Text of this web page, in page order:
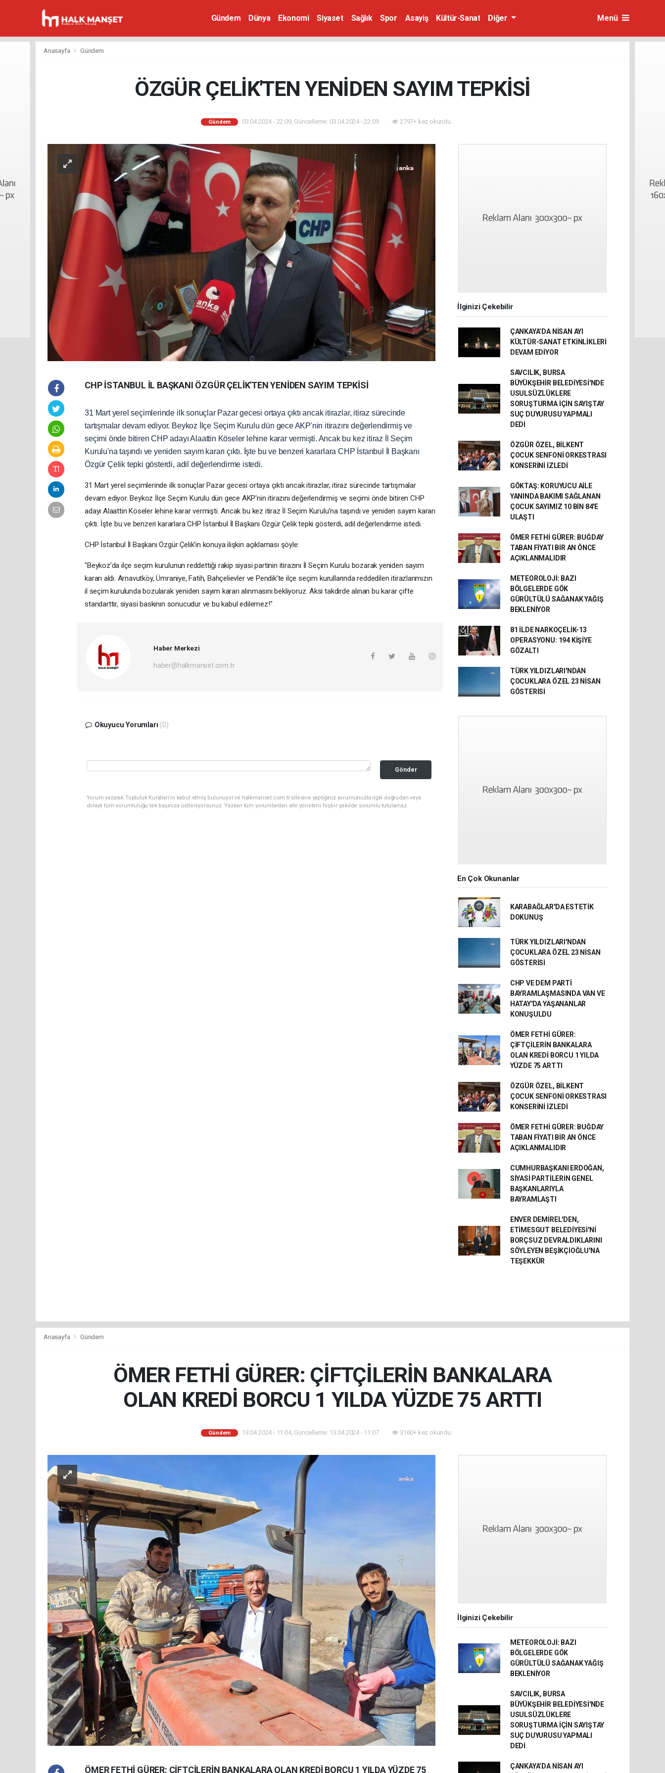
Gündem Dünya Ekonomi Siyaset Sağlık Spor Asayiş Kültür-Sanat Diğer Menü
Anasayfa Gündem
ÖZGÜR ÇELİK'TEN YENİDEN SAYIM TEPKİSİ
Gündem 03.04.2024 - 22:09, Güncelleme: 03.04.2024 - 22:09 2797+ kez okundu.
CHP İSTANBUL İL BAŞKANI ÖZGÜR ÇELİK'TEN YENİDEN SAYIM TEPKİSİ
31 Mart yerel seçimlerinde ilk sonuçlar Pazar gecesi ortaya çıktı ancak itirazlar, itiraz sürecinde
tartışmalar devam ediyor. Beykoz İlçe Seçim Kurulu dün gece AKP'nin itirazını değerlendirmiş ve
seçimi önde bitiren CHP adayı Alaattin Köseler lehine karar vermişti. Ancak bu kez itiraz İl Seçim
Kurulu'na taşındı ve yeniden sayım kararı çıktı. İşte bu ve benzeri kararlara CHP İstanbul İl Başkanı
Özgür Çelik tepki gösterdi, adil değerlendirme istedi.
31 Mart yerel seçimlerinde ilk sonuçlar Pazar gecesi ortaya çıktı ancak itirazlar, itiraz sürecinde tartışmalar
devam ediyor. Beykoz İlçe Seçim Kurulu dün gece AKP'nin itirazını değerlendirmiş ve seçimi önde bitiren CHP
adayı Alaattin Köseler lehine karar vermişti. Ancak bu kez itiraz İl Seçim Kurulu'na taşındı ve yeniden sayım kararı
çıktı. İşte bu ve benzeri kararlara CHP İstanbul İl Başkanı Özgür Çelik tepki gösterdi, adil değerlendirme istedi.
CHP İstanbul İl Başkanı Özgür Çelik'in konuya ilişkin açıklaması şöyle:
"Beykoz’da ilçe seçim kurulunun reddettiği rakip siyasi partinin itirazını İl Seçim Kurulu bozarak yeniden sayım
kararı aldı. Arnavutköy, Ümraniye, Fatih, Bahçelievler ve Pendik’te ilçe seçim kurullarında reddedilen itirazlarımızın
il seçim kurulunda bozularak yeniden sayım kararı alınmasını bekliyoruz. Aksi takdirde alınan bu karar çifte
standarttır, siyasi baskının sonucudur ve bu kabul edilemez!"
Haber Merkezi
haber@halkmanset.com.tr
Okuyucu Yorumları (0)
Gönder
Yorum yazarak Topluluk Kuralları’nı kabul etmiş bulunuyor ve halkmanset.com.tr sitesine yaptığınız yorumunuzla ilgili doğrudan veya
dolaylı tüm sorumluluğu tek başınıza üstleniyorsunuz. Yazılan tüm yorumlardan site yönetimi hiçbir şekilde sorumlu tutulamaz.
İlginizi Çekebilir
ÇANKAYA’DA NİSAN AYI
KÜLTÜR-SANAT ETKİNLİKLERİ
DEVAM EDİYOR
SAVCILIK, BURSA
BÜYÜKŞEHİR BELEDİYESİ'NDE
USULSÜZLÜKLERE
SORUŞTURMA İÇİN SAYIŞTAY
SUÇ DUYURUSU YAPMALI
DEDİ
ÖZGÜR ÖZEL, BİLKENT
ÇOCUK SENFONİ ORKESTRASI
KONSERİNİ İZLEDİ
GÖKTAŞ: KORUYUCU AİLE
YANINDA BAKIMI SAĞLANAN
ÇOCUK SAYIMIZ 10 BİN 84'E
ULAŞTI
ÖMER FETHİ GÜRER: BUĞDAY
TABAN FİYATI BİR AN ÖNCE
AÇIKLANMALIDIR
METEOROLOJİ: BAZI
BÖLGELERDE GÖK
GÜRÜLTÜLÜ SAĞANAK YAĞIŞ
BEKLENİYOR
81 İLDE NARKOÇELİK-13
OPERASYONU: 194 KİŞİYE
GÖZALTI
TÜRK YILDIZLARI'NDAN
ÇOCUKLARA ÖZEL 23 NİSAN
GÖSTERİSİ
En Çok Okunanlar
KARABAĞLAR'DA ESTETİK
DOKUNUŞ
TÜRK YILDIZLARI'NDAN
ÇOCUKLARA ÖZEL 23 NİSAN
GÖSTERİSİ
CHP VE DEM PARTİ
BAYRAMLAŞMASINDA VAN VE
HATAY'DA YAŞANANLAR
KONUŞULDU
ÖMER FETHİ GÜRER:
ÇİFTÇİLERİN BANKALARA
OLAN KREDİ BORCU 1 YILDA
YÜZDE 75 ARTTI
ÖZGÜR ÖZEL, BİLKENT
ÇOCUK SENFONİ ORKESTRASI
KONSERİNİ İZLEDİ
ÖMER FETHİ GÜRER: BUĞDAY
TABAN FİYATI BİR AN ÖNCE
AÇIKLANMALIDIR
CUMHURBAŞKANI ERDOĞAN,
SİYASİ PARTİLERİN GENEL
BAŞKANLARIYLA
BAYRAMLAŞTI
ENVER DEMİREL'DEN,
ETİMESGUT BELEDİYESİ'Nİ
BORÇSUZ DEVRALDIKLARINI
SÖYLEYEN BEŞİKÇİOĞLU'NA
TEŞEKKÜR
Anasayfa Gündem
ÖMER FETHİ GÜRER: ÇİFTÇİLERİN BANKALARA
OLAN KREDİ BORCU 1 YILDA YÜZDE 75 ARTTI
Gündem 13.04.2024 - 11:04, Güncelleme: 13.04.2024 - 11:07 3160+ kez okundu.
ÖMER FETHİ GÜRER: ÇİFTÇİLERİN BANKALARA OLAN KREDİ BORCU 1 YILDA YÜZDE 75
İlginizi Çekebilir
METEOROLOJİ: BAZI
BÖLGELERDE GÖK
GÜRÜLTÜLÜ SAĞANAK YAĞIŞ
BEKLENİYOR
SAVCILIK, BURSA
BÜYÜKŞEHİR BELEDİYESİ'NDE
USULSÜZLÜKLERE
SORUŞTURMA İÇİN SAYIŞTAY
SUÇ DUYURUSU YAPMALI
DEDİ
ÇANKAYA’DA NİSAN AYI